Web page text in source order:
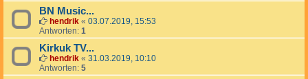
BN Music...
hendrik « 03.07.2019, 15:53
Antworten: 1
Kirkuk TV...
hendrik « 31.03.2019, 10:10
Antworten: 5